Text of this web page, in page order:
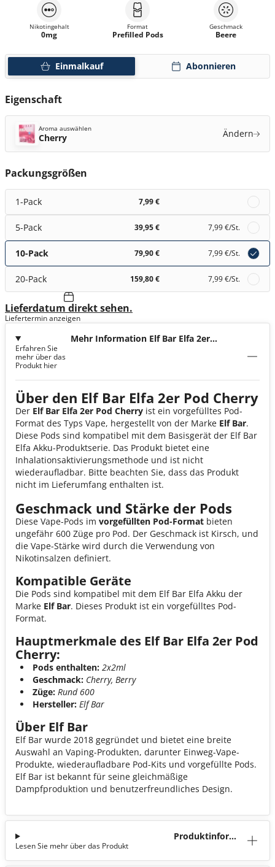
Einmalkauf Abonnieren
Nikotingehalt
0mg
Format
Prefilled Pods
Geschmack
Beere
Eigenschaft
Aroma auswählen
Cherry Ändern
Packungsgrößen
1-Pack 7,99 €
5-Pack 39,95 € 7,99 €/St.
10-Pack 79,90 € 7,99 €/St.
20-Pack 159,80 € 7,99 €/St.
Lieferdatum direkt sehen.
Liefertermin anzeigen
Mehr Information Elf Bar Elfa 2er
Erfahren Sie
mehr über das
Produkt hier
Über den Elf Bar Elfa 2er Pod Cherry
Der Elf Bar Elfa 2er Pod Cherry ist ein vorgefülltes Pod-
Format des Typs Vape, hergestellt von der Marke Elf Bar.
Diese Pods sind kompatibel mit dem Basisgerät der Elf Bar
Elfa Akku-Produktserie. Das Produkt bietet eine
Inhalationsaktivierungsmethode und ist nicht
wiederaufladbar. Bitte beachten Sie, dass das Produkt
nicht im Lieferumfang enthalten ist.
Geschmack und Stärke der Pods
Diese Vape-Pods im vorgefüllten Pod-Format bieten
ungefähr 600 Züge pro Pod. Der Geschmack ist Kirsch, und
die Vape-Stärke wird durch die Verwendung von
Nikotinsalzen definiert.
Kompatible Geräte
Die Pods sind kompatibel mit dem Elf Bar Elfa Akku der
Marke Elf Bar. Dieses Produkt ist ein vorgefülltes Pod-
Format.
Hauptmerkmale des Elf Bar Elfa 2er Pod
Cherry:
Pods enthalten: 2x2ml
Geschmack: Cherry, Berry
Züge: Rund 600
Hersteller: Elf Bar
Über Elf Bar
Elf Bar wurde 2018 gegründet und bietet eine breite
Auswahl an Vaping-Produkten, darunter Einweg-Vape-
Produkte, wiederaufladbare Pod-Kits und vorgefüllte Pods.
Elf Bar ist bekannt für seine gleichmäßige
Dampfproduktion und benutzerfreundliches Design.
Produktinforma
Lesen Sie mehr über das Produkt